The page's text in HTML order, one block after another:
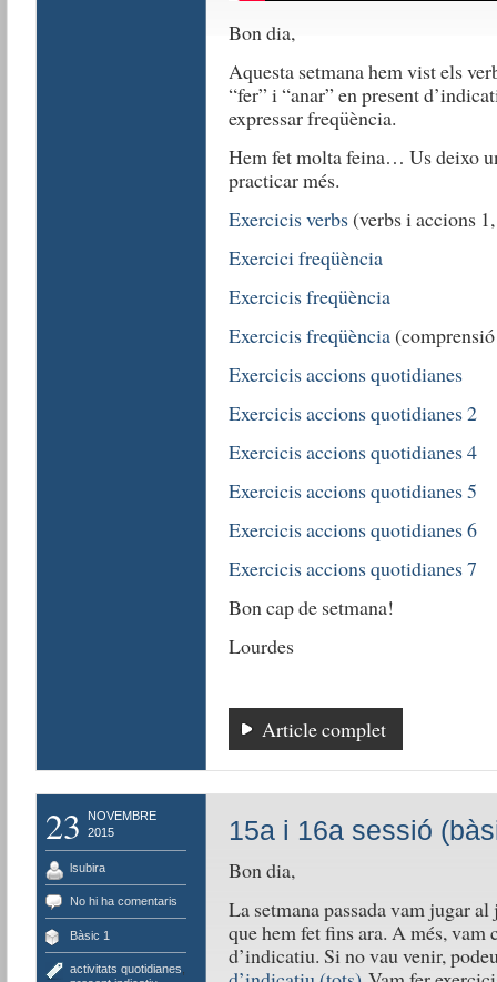
Bon dia,
Aquesta setmana hem vist els
“fer” i “anar” en present
expressar freqüència.
Hem fet molta feina… Us deixo
practicar més.
Exercicis verbs(verbs i accions
Exercici freqüència
Exercicis freqüència
Exercicis freqüència
Exercicis accions quotidianes
Exercicis accions quotidianes 2
Exercicis accions quotidianes 4
Exercicis accions quotidianes 5
Exercicis accions quotidianes 6
Exercicis accions quotidianes 7
Bon cap de setmana!
Lourdes
Article complet
23
NOVEMBRE
2015
lsubira
No hi ha comentaris
Bàsic 1
activitats quotidianes
15a i 16a sessió
Bon dia,
La setmana passada vam jugar
que hem fet fins ara. A més,
d’indicatiu. Si no vau venir,